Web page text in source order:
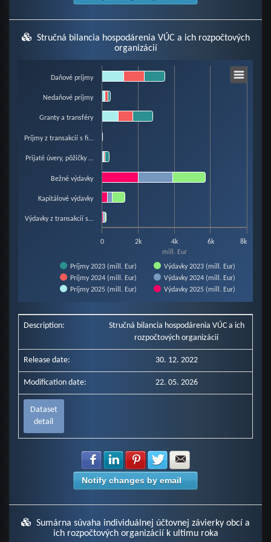
Stručná bilancia hospodárenia VÚC a ich rozpočtových
organizácií
Bar chart with 6 data series.
View as data table, Chart
The chart has 1 X axis displaying categories.
mill. Eur
Príjmy 2023 (mill. Eur)
Výdavky 2023 (mill. Eur)
Príjmy 2024 (mill. Eur)
Výdavky 2024 (mill. Eur)
Príjmy 2025 (mill. Eur)
Výdavky 2025 (mill. Eur)
Daňové príjmy
Nedaňové príjmy
Granty a transféry
Príjmy z transakcií s fi…
Prijaté úvery, pôžičky …
Bežné výdavky
Kapitálové výdavky
Výdavky z transakcií s…
0 2k 4k 6k 8k
Description:
Stručná bilancia hospodárenia VÚC a ich
rozpočtových organizácií
Release date: 30. 12. 2022
Modification date: 22. 05. 2026
Dataset
detail
Share with Facebook
Share with LinkedIn
Share with Pinterest
Share with Twitter
Notify changes by email
Sumárna súvaha individuálnej účtovnej závierky obcí a
ich rozpočtových organizácií k ultimu roka